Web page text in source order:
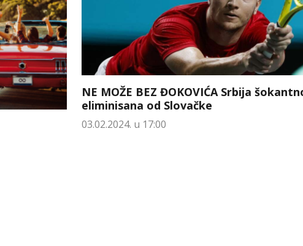
NE MOŽE BEZ ĐOKOVIĆA Srbija
eliminisana od Slovačke
03.02.2024. u 17:00